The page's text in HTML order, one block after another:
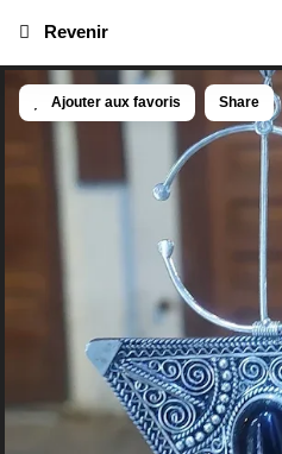
Ajouter aux favoris Share
Revenir